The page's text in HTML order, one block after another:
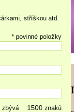
stříškou atd.
* povinné položky
zbývá znaků